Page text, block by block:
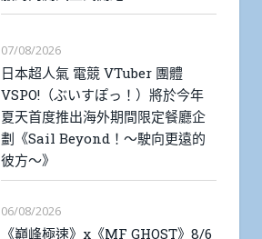
07/08/2026
日本超人氣 電競 VTuber 團體
VSPO!（ぶいすぽっ！）將於今年
夏天首度推出海外期間限定餐廳企
劃《Sail Beyond！～駛向更遠的
彼方～》
06/08/2026
《巔峰極速》x《MF GHOST》8/6